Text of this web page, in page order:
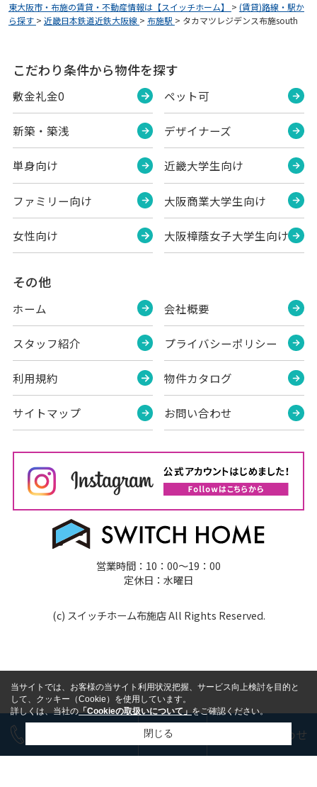
東大阪市・布施の賃貸・不動産情報は【スイッチホーム】 > (賃貸)路線・駅か
ら探す > 近畿日本鉄道近鉄大阪線 > 布施駅 > タカマツレジデンス布施south
こだわり条件から物件を探す
敷金礼金0
新築・築浅
単身向け
ファミリー向け
女性向け
ペット可
デザイナーズ
近畿大学生向け
大阪商業大学生向け
大阪樟蔭女子大学生向け
その他
ホーム
スタッフ紹介
利用規約
サイトマップ
会社概要
プライバシーポリシー
物件カタログ
お問い合わせ
営業時間：10：00～19：00
定休日：水曜日
(c) スイッチホーム布施店 All Rights Reserved.
LINE お問い合わせ
当サイトでは、お客様の当サイト利用状況把握、サービス向上検討を目的と
して、クッキー（Cookie）を使用しています。
詳しくは、当社の「Cookieの取扱いについて」をご確認ください。
閉じる